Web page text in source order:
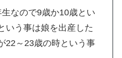
なので9歳か10歳とい
いう事は娘を出産した
22～23歳の時という事